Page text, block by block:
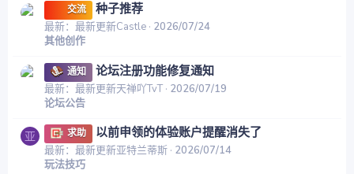
交流 种子推荐
最新：最新更新Castle 2026/07/24
其他创作
通知 论坛注册功能修复通知
最新：最新更新天禅吖TvT 2026/07/19
论坛公告
亚 求助 以前申领的体验账户提醒消失了
最新：最新更新亚特兰蒂斯 2026/07/14
玩法技巧